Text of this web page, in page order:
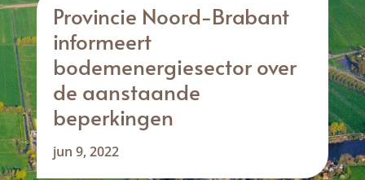
Provincie Noord-Brabant
informeert
bodemenergiesector over
de aanstaande
beperkingen
jun 9, 2022